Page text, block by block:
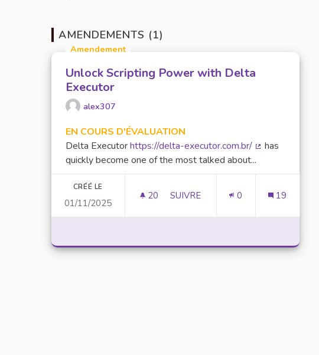
AMENDEMENTS (1)
Amendement
Unlock Scripting Power with Delta
Executor
alex307
EN COURS D'ÉVALUATION
Delta Executorhttps://delta-executor.com.br/
has
quickly become one of the most talked about...
CRÉÉ LE
01/11/2025
20 20 ABONNÉS
SUIVRE 0 19